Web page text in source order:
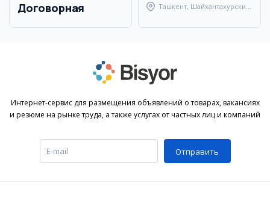
Договорная
Ташкент, Шайхантахурский
Интернет-сервис для размещения объявлений о товарах, вакансиях
и резюме на рынке труда, а также услугах от частных лиц и компаний
Отправить